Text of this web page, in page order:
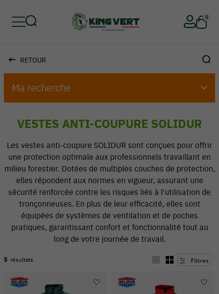
0
RETOUR
Ma recherche
VESTES ANTI-COUPURE SOLIDUR
​Les vestes anti-coupure SOLIDUR sont conçues pour offrir
une protection optimale aux professionnels travaillant en
milieu forestier. Dotées de multiples couches de protection,
elles répondent aux normes en vigueur, assurant une
sécurité renforcée contre les risques liés à l'utilisation de
tronçonneuses. En plus de leur efficacité, elles sont
équipées de systèmes de ventilation et de poches
pratiques, garantissant confort et fonctionnalité tout au
long de votre journée de travail.
5 résultats Filtres